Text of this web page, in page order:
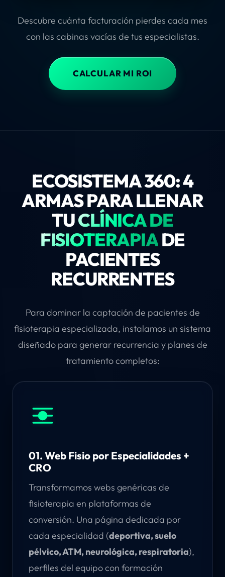
Descubre cuánta facturación pierdes cada mes
con las cabinas vacías de tus especialistas.
CALCULAR MI ROI
ECOSISTEMA 360: 4
ARMAS PARA LLENAR
TUCLÍNICA DE
FISIOTERAPIADE
PACIENTES
RECURRENTES
Para dominar la captación de pacientes de
fisioterapia especializada, instalamos un sistema
diseñado para generar recurrencia y planes de
tratamiento completos:
01. Web Fisio por Especialidades +
CRO
Transformamos webs genéricas de
fisioterapia en plataformas de
conversión. Una página dedicada por
cada especialidad (deportiva, suelo
pélvico, ATM, neurológica, respiratoria),
perfiles del equipo con formación